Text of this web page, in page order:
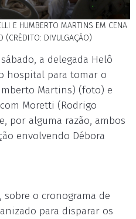
E HUMBERTO MARTINS EM CENA
(CRÉDITO: DIVULGAÇÃO)
sábado, a delegada Helô
hospital para tomar o
Martins) (foto) e
Moretti (Rodrigo
por alguma razão, ambos
envolvendo Débora
sobre o cronograma de
para disparar os